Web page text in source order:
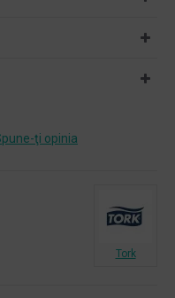
ţi opinia
Tork